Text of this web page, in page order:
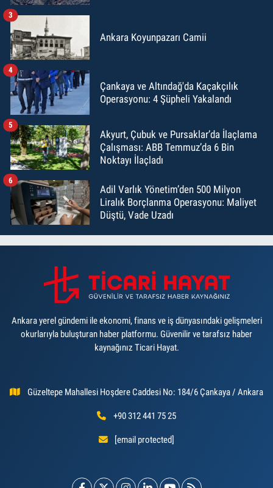
Ankara Koyunpazarı Camii
3
Çankaya ve Altındağ'da Kaçakçılık
Operasyonu: 4 Şüpheli Yakalandı
4
Akyurt, Çubuk ve Pursaklar’da İlaçlama
Çalışması: ABB Temmuz’da 6 Bin
Noktayı İlaçladı
5
Adil Varlık Yönetim’den 500 Milyon
Liralık Borçlanma Operasyonu: Maliyet
Düştü, Vade Uzadı
6
Ankara yerel gündemi ile ekonomi, finans ve iş dünyasındaki gelişmeleri
okurlarıyla buluşturan haber platformu. Güvenilir ve tarafsız haber
kaynağınız Ticari Hayat.
Güzeltepe Mahallesi Hoşdere Caddesi No: 184/6 Çankaya / Ankara
+90 312 441 75 25
[email protected]